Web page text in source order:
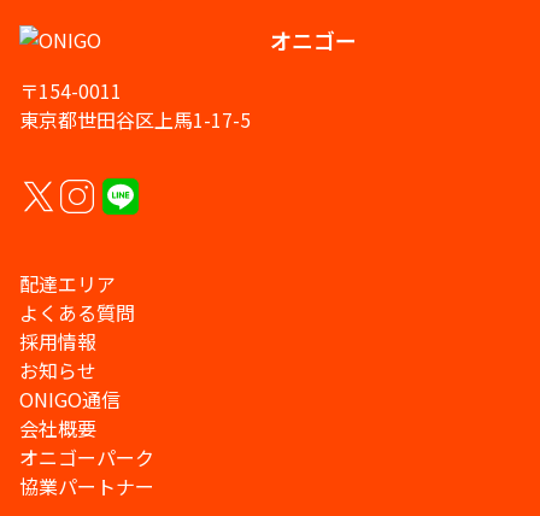
オニゴー
〒154-0011
東京都世田谷区上馬1-17-5
配達エリア
よくある質問
採用情報
お知らせ
ONIGO通信
会社概要
オニゴーパーク
協業パートナー